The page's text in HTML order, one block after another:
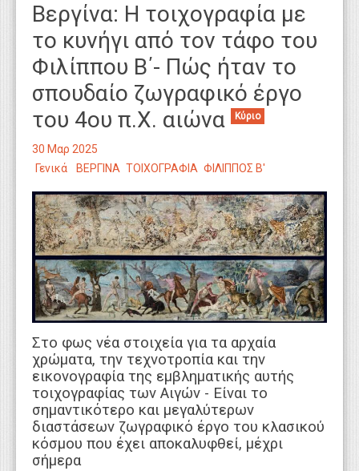
Βεργίνα: Η τοιχογραφία με
το κυνήγι από τον τάφο του
Φιλίππου Β΄- Πώς ήταν το
σπουδαίο ζωγραφικό έργο
του 4ου π.Χ. αιώνα
Κύριο
30 Μαρ 2025
Γενικά
ΒΕΡΓΙΝΑ ΤΟΙΧΟΓΡΑΦΙΑ ΦΙΛΙΠΠΟΣ Β'
Στο φως νέα στοιχεία για τα αρχαία
χρώματα, την τεχνοτροπία και την
εικονογραφία της εμβληματικής αυτής
τοιχογραφίας των Αιγών - Είναι το
σημαντικότερο και μεγαλύτερων
διαστάσεων ζωγραφικό έργο του κλασικού
κόσμου που έχει αποκαλυφθεί, μέχρι
σήμερα
Τεχνολογία
Εκπαίδευση
Υγεία
Βιβλιοθήκη Απόψεων
Κυτίο Παραπόνων Πολιτών
WEBTV